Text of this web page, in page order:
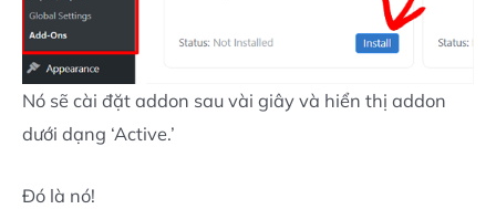
Nó sẽ cài đặt addon sau vài giây và hiển thị addon
dưới dạng ‘Active.’
Đó là nó!